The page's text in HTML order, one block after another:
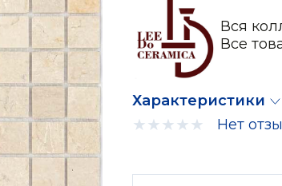
Вся
Все
Характеристики
Нет